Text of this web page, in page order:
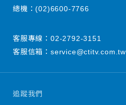
追蹤我們
總機：(02)6600-7766
客服專線： 02-2792-3151
客服信箱： service@ctitv.com.tw